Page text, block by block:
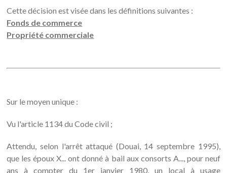
Cette décision est visée dans les définitions suivantes :
Fonds de commerce
Propriété commerciale
Sur le moyen unique :
Vu l'article 1134 du Code civil ;
Attendu, selon l'arrêt attaqué (Douai, 14 septembre 1995),
que les époux X... ont donné à bail aux consorts A..., pour neuf
ans à compter du 1er janvier 1980, un local à usage